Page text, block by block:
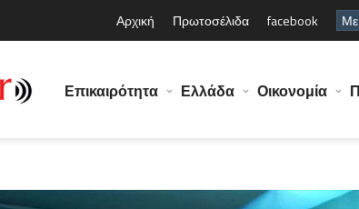
Αρχική Πρωτοσέλιδα facebook
Επικαιρότητα Ελλάδα Οικονομία